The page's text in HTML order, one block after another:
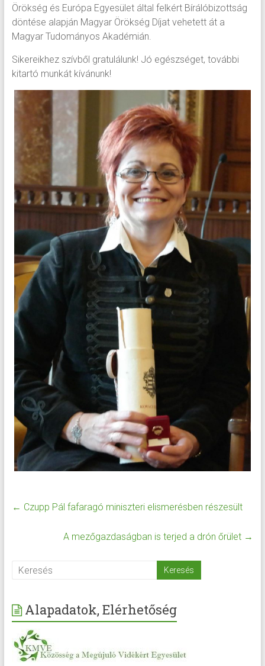
Örökség és Európa Egyesület által felkért Bírálóbizottság
döntése alapján Magyar Örökség Díjat vehetett át a
Magyar Tudományos Akadémián.
Sikereikhez szívből gratulálunk! Jó egészséget, további
kitartó munkát kívánunk!
← Czupp Pál fafaragó miniszteri elismerésben részesült
A mezőgazdaságban is terjed a drón őrület →
Alapadatok, Elérhetőség